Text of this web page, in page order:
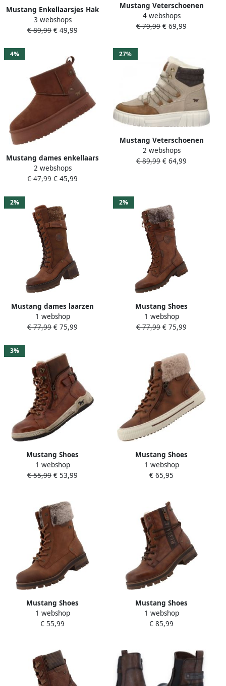
Mustang Enkellaarsjes Hak
Enkellaarsjes Hak taupe
3 webshops
€ 89,99 € 49,99
Mustang Veterschoenen
Hak Veterschoenen Hak
cognac
4 webshops
€ 79,99 € 69,99
4%
Mustang dames enkellaars
bruin gevoerd
2 webshops
€ 47,99 € 45,99
27%
Mustang Veterschoenen
Hoog Veterschoenen Hoog
taupe
2 webshops
€ 89,99 € 64,99
2%
Mustang dames laarzen
bruin
1 webshop
€ 77,99 € 75,99
2%
Mustang Shoes
Winterlaarzen Haukea
Snowboots winterlaarzen
1 webshop
€ 77,99 € 75,99
3%
Mustang Shoes
Winterlaarzen Ihana High
Top Sneaker winterboots
1 webshop
€ 55,99 € 53,99
Mustang Shoes
Winterlaarzen Kalua
Plateausneaker winterboots
1 webshop
€ 65,95
Mustang Shoes
Winterlaarsjes Darleen
Winterboots met
1 webshop
€ 55,99
Mustang Shoes
Winterlaarzen Darleen
Veterboots met profielzool
1 webshop
€ 85,99